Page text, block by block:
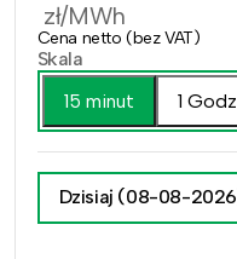
zł/MWh
Cena netto (bez VAT)
Skala
15 minut
1
Dzisiaj (08-08-